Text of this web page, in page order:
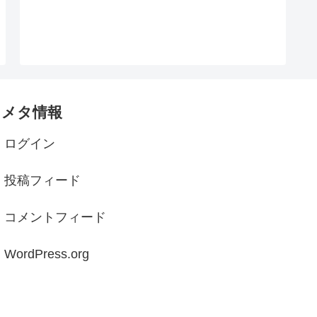
メタ情報
ログイン
投稿フィード
コメントフィード
WordPress.org